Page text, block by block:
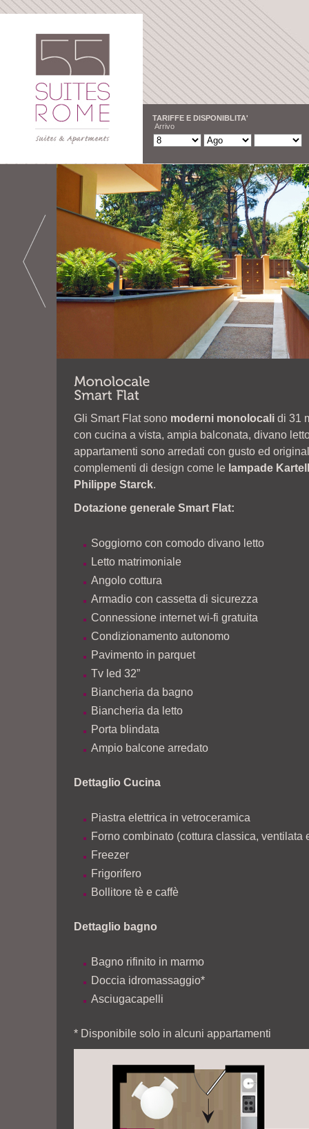
TARIFFE E DISPONIBLITA'
Arrivo
Gli Smart Flat sono moderni monolocali di 31
con cucina a vista, ampia balconata, divano
appartamenti sono arredati con gusto ed
complementi di design come le lampade Kartell
Philippe Starck.
Dotazione generale Smart Flat:
Soggiorno con comodo divano letto
Letto matrimoniale
Angolo cottura
Armadio con cassetta di sicurezza
Connessione internet wi-fi gratuita
Condizionamento autonomo
Pavimento in parquet
Tv led 32”
Biancheria da bagno
Biancheria da letto
Porta blindata
Ampio balcone arredato
Dettaglio Cucina
Piastra elettrica in vetroceramica
Forno combinato (cottura classica, ventilata
Freezer
Frigorifero
Bollitore tè e caffè
Dettaglio bagno
Bagno rifinito in marmo
Doccia idromassaggio*
Asciugacapelli
* Disponibile solo in alcuni appartamenti